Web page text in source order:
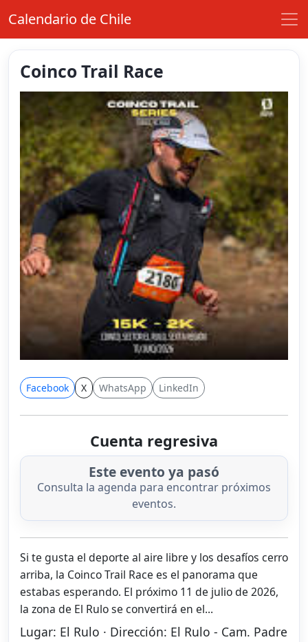
Calendario de Chile
Coinco Trail Race
Facebook X WhatsApp LinkedIn
Cuenta regresiva
Este evento ya pasó
Consulta la agenda para encontrar próximos
eventos.
Si te gusta el deporte al aire libre y los desafíos cerro
arriba, la Coinco Trail Race es el panorama que
estabas esperando. El próximo 11 de julio de 2026,
la zona de El Rulo se convertirá en el...
Lugar: El Rulo · Dirección: El Rulo - Cam. Padre